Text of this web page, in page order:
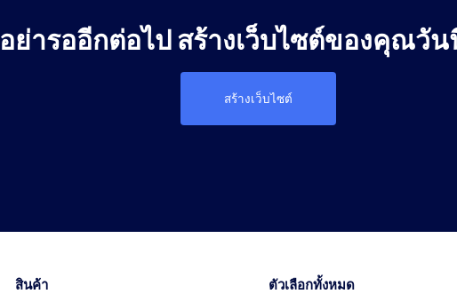
อย่ารออีกต่อไป สร้างเว็บไซต์ของคุณวัน
สร้างเว็บไซต์
สินค้า
ตัวเลือกทั้งหมด